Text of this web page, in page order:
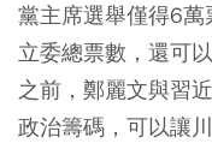
黨主席選舉僅得6
立委總票數，還可
之前，鄭麗文與習
政治籌碼，可以讓